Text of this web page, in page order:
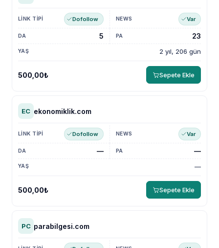
Dofollow Var
2 yıl, 206 gün
5 23
500,00₺ Sepete Ekle
EC ekonomiklik.com
Dofollow Var
—
— —
500,00₺ Sepete Ekle
PC parabilgesi.com